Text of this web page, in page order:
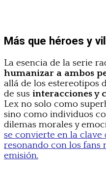
Más que héroes y
La esencia de la serie
humanizar a ambos
allá de los estereotipos
de sus interacciones y
Lex no solo como
sino como individuos
dilemas morales y
se convierte en la
resonando con los fans
emisión.